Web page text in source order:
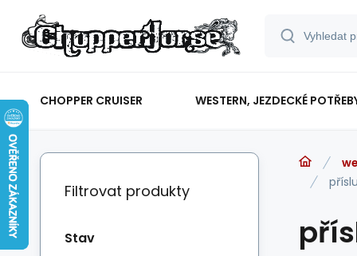
CHOPPER CRUISER WESTERN, JEZDECKÉ
Filtrovat produkty
Stav